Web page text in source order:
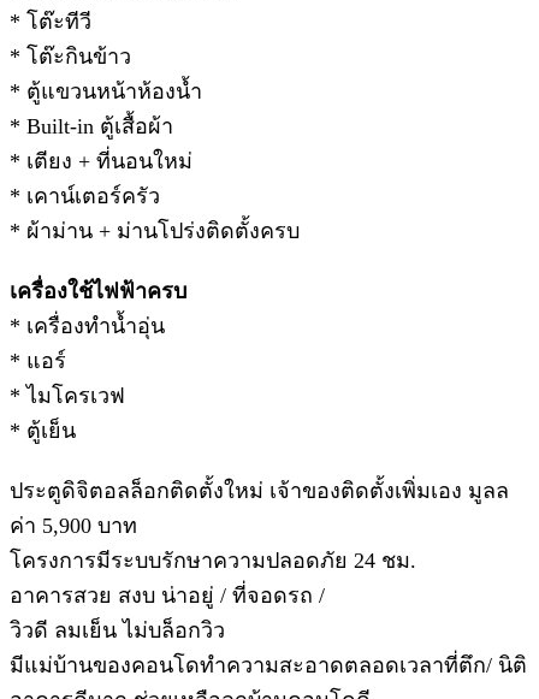
* โต๊ะทีวี
* โต๊ะกินข้าว
* ตู้แขวนหน้าห้องน้ำ
* Built-in ตู้เสื้อผ้า
* เตียง + ที่นอนใหม่
* เคาน์เตอร์ครัว
* ผ้าม่าน + ม่านโปร่งติดตั้งครบ
เครื่องใช้ไฟฟ้าครบ
* เครื่องทำน้ำอุ่น
* แอร์
* ไมโครเวฟ
* ตู้เย็น
ประตูดิจิตอลล็อกติดตั้งใหม่ เจ้าของติดตั้งเพิ่มเอง มูลล
ค่า 5,900 บาท
โครงการมีระบบรักษาความปลอดภัย 24 ชม.
อาคารสวย สงบ น่าอยู่ / ที่จอดรถ /
วิวดี ลมเย็น ไม่บล็อกวิว
มีแม่บ้านของคอนโดทำความสะอาดตลอดเวลาที่ตึก/ นิติ